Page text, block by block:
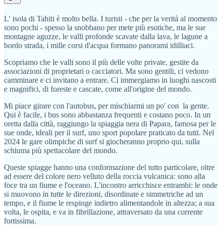
L' isola di Tahiti è molto bella. I turisti - che per la verità al momento
sono pochi - spesso la snobbano per mete più esotiche, ma le sue
montagne aguzze, le valli profonde scavate dalla lava, le lagune a
bordo strada, i mille corsi d'acqua formano panorami idilliaci.
Scopriamo che le valli sono il più delle volte private, gestite da
associazioni di proprietari o cacciatori. Ma sono gentili, ci vedono
camminare e ci invitano a entrare. Ci immergiamo in luoghi nascosti
e magnifici, di foreste e cascate, come all'origine del mondo.
Mi piace girare con l'autobus, per mischiarmi un po' con la gente.
Qui è facile, i bus sono abbastanza frequenti e costano poco. In un
oretta dalla città, raggiungo la spiaggia nera di Papara, famosa per le
sue onde, ideali per il surf, uno sport popolare praticato da tutti. Nel
2024 le gare olimpiche di surf si giocheranno proprio qui, sulla
schiuma più spettacolare del mondo.
Queste spiagge hanno una conformazione del tutto particolare, oltre
ad essere del colore nero velluto della roccia vulcanica: sono alla
foce tra un fiume e l'oceano. L'incontro arricchisce entrambi: le onde
si muovono in tutte le direzioni, disordinate e simmetriche ad un
tempo, e il fiume le respinge indietro alimentandole in altezza; a sua
volta, le ospita, e va in fibrillazione, attraversato da una corrente
fortissima.